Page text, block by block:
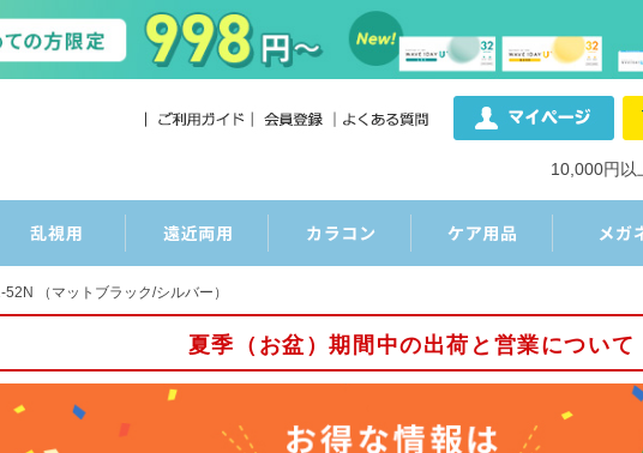
10,000円以
（マットブラック/シルバー）
夏季（お盆）期間中の出荷と営業について